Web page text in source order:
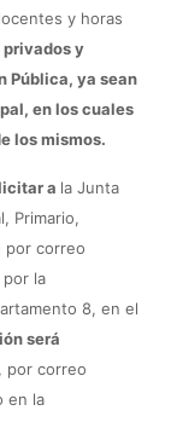
y horas
y
Pública, ya sean
en los cuales
los mismos.
a la Junta
Primario,
por correo
por la
8, en el
será
por correo
en la